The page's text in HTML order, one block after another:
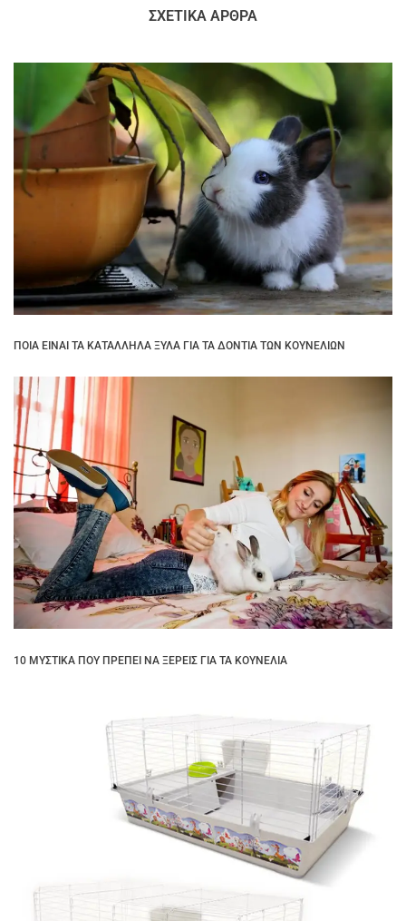
ΣΧΕΤΙΚΆ ΆΡΘΡΑ
ΠΟΙΑ ΕΊΝΑΙ ΤΑ ΚΑΤΆΛΛΗΛΑ ΞΎΛΑ ΓΙΑ ΤΑ ΔΌΝΤΙΑ ΤΩΝ ΚΟΥΝΕΛΙΏΝ
10 ΜΥΣΤΙΚΆ ΠΟΥ ΠΡΈΠΕΙ ΝΑ ΞΈΡΕΙΣ ΓΙΑ ΤΑ ΚΟΥΝΈΛΙΑ